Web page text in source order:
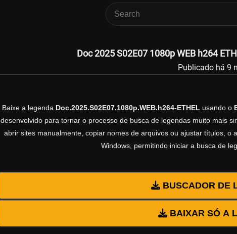
Doc 2025 S02E07 1080p WEB h264
Publicado há 9
Baixe a legenda Doc.2025.S02E07.1080p.WEB.h264-ETHELusando o
desenvolvido para tornar o processo de busca de legendas muito mais
abrir sites manualmente, copiar nomes de arquivos ou ajustar títulos,
Windows, permitindo iniciar a busca de
BUSCADOR DE
BAIXAR SÓ A